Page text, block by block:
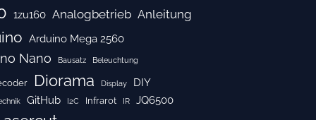
1zu160 Analogbetrieb Anleitung
Arduino Mega 2560
Nano Bausatz Beleuchtung
Diorama Display DIY
GitHub I2C Infrarot IR JQ6500